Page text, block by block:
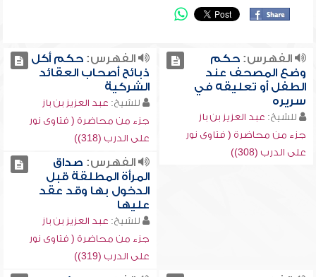
الفهرس:حكم
وضع المصحف عند
الطفل أو تعليقه في
سريره
للشيخ: عبد العزيز بن باز
جزء من محاضرة ( فتاوى نور
على الدرب (308))
الفهرس:حكم أكل
ذبائح أصحاب العقائد
الشركية
للشيخ: عبد العزيز بن باز
جزء من محاضرة ( فتاوى نور
على الدرب (318))
الفهرس: صداق
المرأة المطلقة قبل
الدخول بها وقد عقد
عليها
للشيخ: عبد العزيز بن باز
جزء من محاضرة ( فتاوى نور
على الدرب (319))